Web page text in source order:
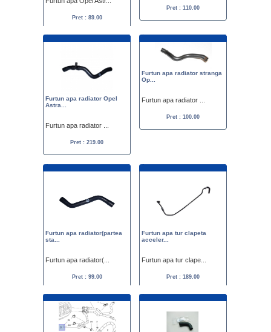
Pret : 89.00
Pret : 110.00
Furtun apa radiator Opel
Astra...
Furtun apa radiator ...
Pret : 219.00
Furtun apa radiator stranga
Op...
Furtun apa radiator ...
Pret : 100.00
Furtun apa radiator(partea
sta...
Furtun apa radiator(...
Pret : 99.00
Furtun apa tur clapeta
acceler...
Furtun apa tur clape...
Pret : 189.00